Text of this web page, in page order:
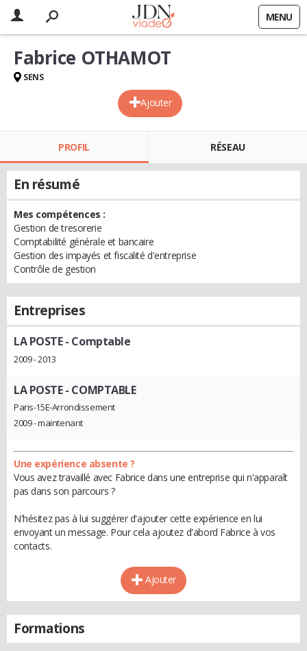
MENU
Ajouter
Fabrice OTHAMOT
SENS
PROFIL RÉSEAU
En résumé
Mes compétences :
Gestion de tresorerie
Comptabilité générale et bancaire
Gestion des impayés et fiscalité d'entreprise
Contrôle de gestion
Entreprises
LA POSTE- Comptable
2009 - 2013
LA POSTE- COMPTABLE
Paris-15E-Arrondissement
2009 - maintenant
Une expérience absente ?
Vous avez travaillé avec Fabrice dans une entreprise qui n'apparaît
pas dans son parcours ?
N'hésitez pas à lui suggérer d'ajouter cette expérience en lui
envoyant un message. Pour cela ajoutez d'abord Fabrice à vos
contacts.
Ajouter
Formations